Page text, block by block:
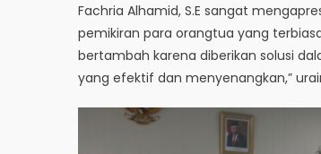
Fachria Alhamid, S.E sangat
pemikiran para orangtua yang
bertambah karena diberikan solusi
yang efektif dan menyenangkan,”